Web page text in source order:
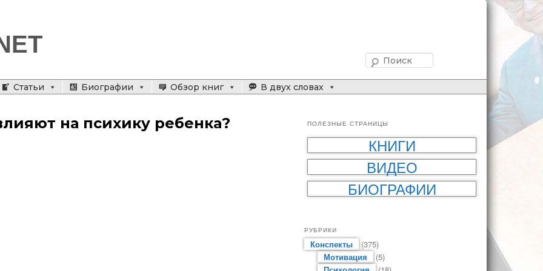
Статьи Биографии Обзор книг В двух словах
на психику ребенка? ПОЛЕЗНЫЕ СТРАНИЦЫ
КНИГИ
ВИДЕО
БИОГРАФИИ
РУБРИКИ
Конспекты
(375)
Мотивация
(5)